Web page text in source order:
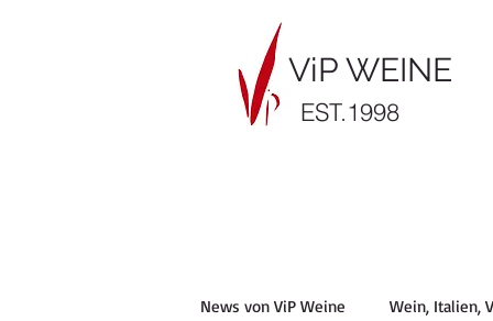
ViP WEINE
EST.1998
News von ViP Weine Wein, Italien,